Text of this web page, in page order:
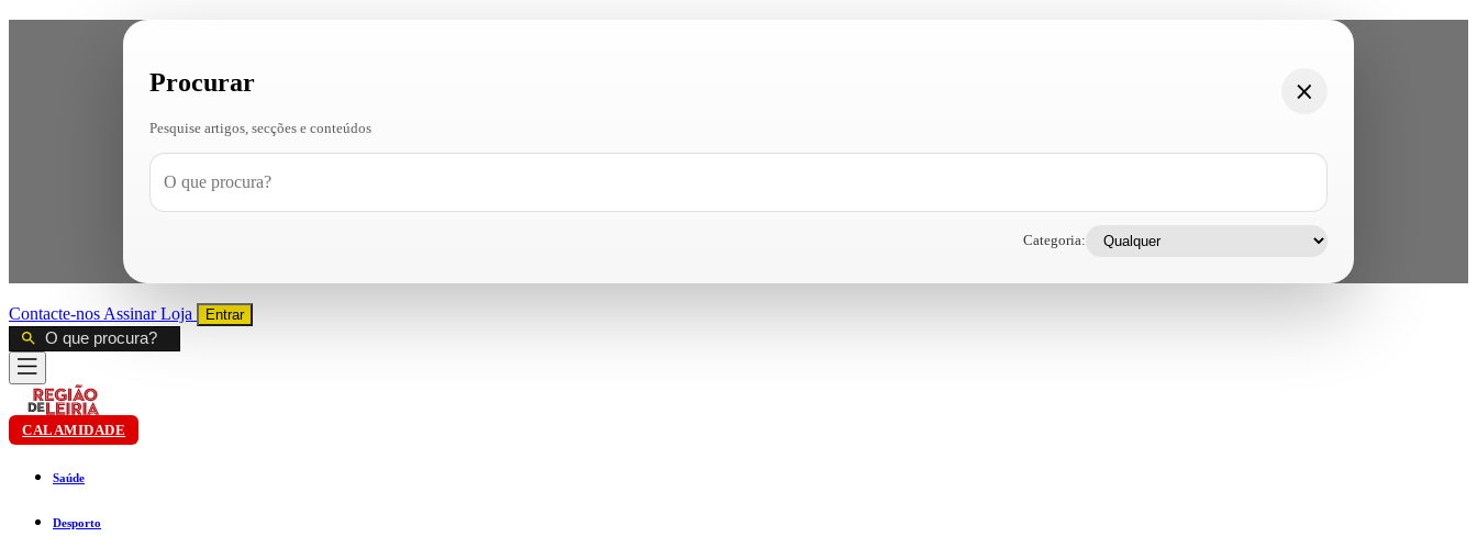
Procurar
Pesquise artigos, secções e conteúdos
Categoria:
Contacte-nos AssinarLoja Entrar
CALAMIDADE
Saúde
Desporto